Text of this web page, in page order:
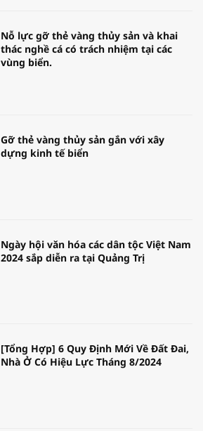
Nỗ lực gỡ thẻ vàng thủy sản và khai
thác nghề cá có trách nhiệm tại các
vùng biển.
Gỡ thẻ vàng thủy sản gắn với xây
dựng kinh tế biển
Ngày hội văn hóa các dân tộc Việt Nam
2024 sắp diễn ra tại Quảng Trị
[Tổng Hợp] 6 Quy Định Mới Về Đất Đai,
Nhà Ở Có Hiệu Lực Tháng 8/2024